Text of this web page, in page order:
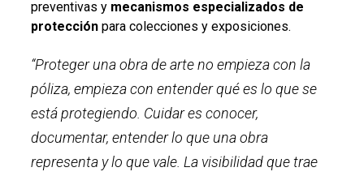
preventivas y mecanismos especializados de
protecciónpara colecciones y exposiciones.
“Proteger una obra de arte no empieza con la
póliza, empieza con entender qué es lo que se
está protegiendo. Cuidar es conocer,
documentar, entender lo que una obra
representa y lo que vale. La visibilidad que trae